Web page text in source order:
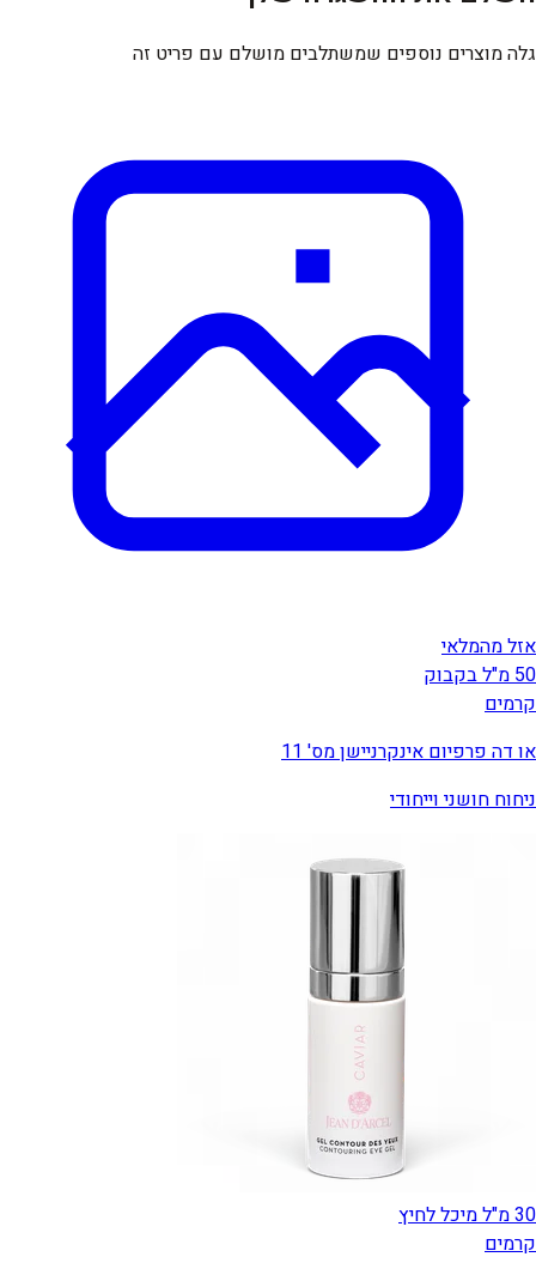
גלה מוצרים נוספים שמשתלבים מושלם עם פריט זה
אזל מהמלאי
50 מ"ל בקבוק
קרמים
או דה פרפיום אינקרניישן מס' 11
ניחוח חושני וייחודי
30 מ"ל מיכל לחיץ
קרמים